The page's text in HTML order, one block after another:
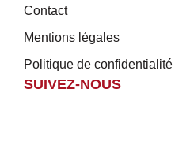
Contact
Mentions légales
Politique de confidentialité
SUIVEZ-NOUS